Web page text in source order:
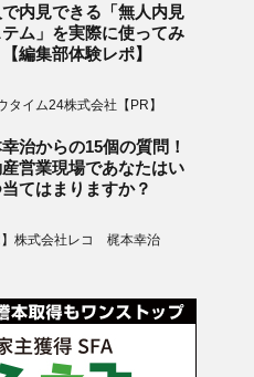
内見できる「無人内見
ム」を実際に使ってみ
編集部体験レポ】
タイム24株式会社【PR】
治からの15個の質問！
営業現場であなたはい
当てはまりますか？
】株式会社レコ 梶本幸治